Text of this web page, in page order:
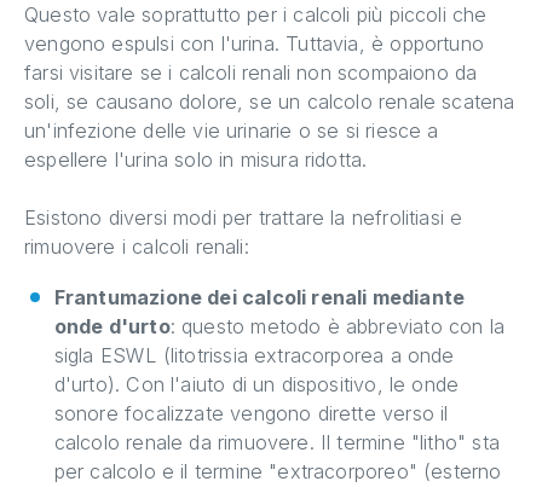
Questo vale soprattutto per i calcoli più piccoli che
vengono espulsi con l'urina. Tuttavia, è opportuno
farsi visitare se i calcoli renali non scompaiono da
soli, se causano dolore, se un calcolo renale scatena
un'infezione delle vie urinarie o se si riesce a
espellere l'urina solo in misura ridotta.
Esistono diversi modi per trattare la nefrolitiasi e
rimuovere i calcoli renali:
Frantumazione dei calcoli renali mediante
onde d'urto: questo metodo è abbreviato con la
sigla ESWL (litotrissia extracorporea a onde
d'urto). Con l'aiuto di un dispositivo, le onde
sonore focalizzate vengono dirette verso il
calcolo renale da rimuovere. Il termine "litho" sta
per calcolo e il termine "extracorporeo" (esterno